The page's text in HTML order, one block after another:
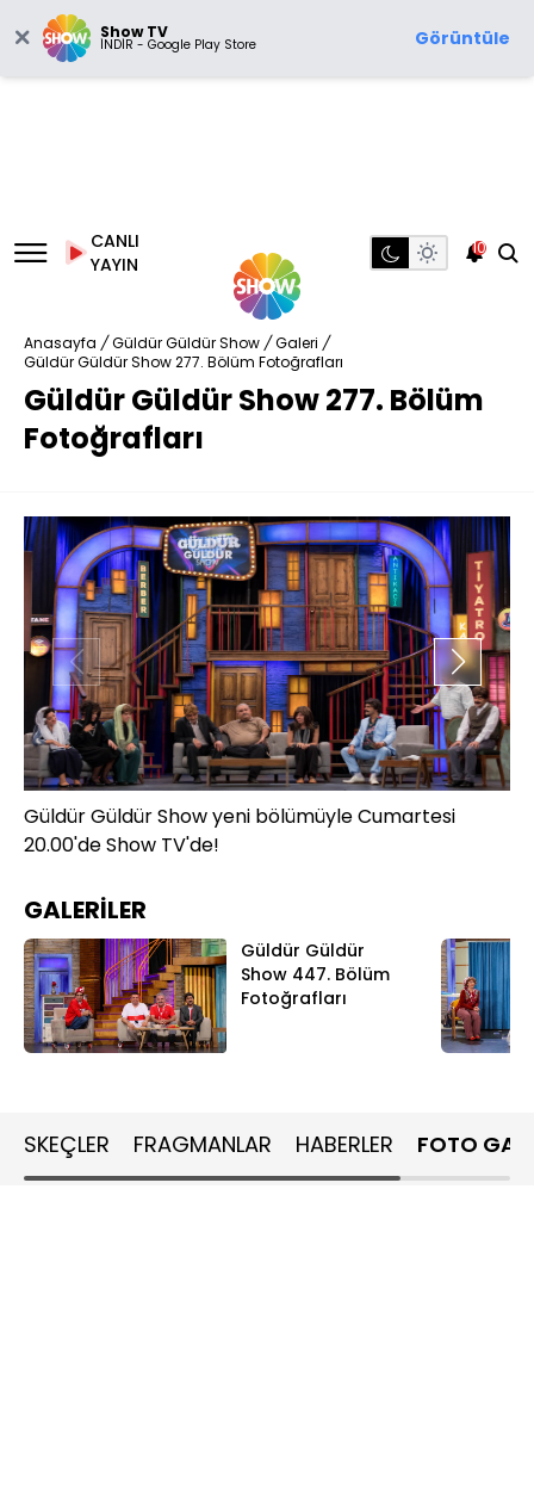
Show TV
İNDİR - Google Play Store Görüntüle
CANLI
YAYIN
10
Anasayfa / Güldür Güldür Show / Galeri /
Güldür Güldür Show 277. Bölüm Fotoğrafları
Güldür Güldür Show 277. Bölüm
Fotoğrafları
Güldür Güldür Show yeni bölümüyle Cumartesi
20.00'de Show TV'de!
GALERİLER
Güldür Güldür
Show 447. Bölüm
Fotoğrafları
SKEÇLER FRAGMANLAR HABERLER FOTO